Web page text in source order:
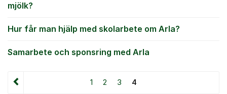
mjölk?
Hur får man hjälp med skolarbete om Arla?
Samarbete och sponsring med Arla
1 2 3 4